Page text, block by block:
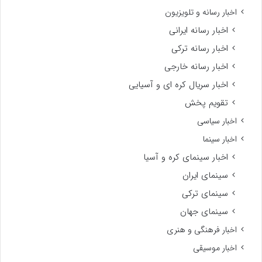
اخبار رسانه و تلویزیون
اخبار رسانه ایرانی
اخبار رسانه ترکی
اخبار رسانه خارجی
اخبار سریال کره ای و آسیایی
تقویم پخش
اخبار سیاسی
اخبار سینما
اخبار سینمای کره و آسیا
سینمای ایران
سینمای ترکی
سینمای جهان
اخبار فرهنگی و هنری
اخبار موسیقی